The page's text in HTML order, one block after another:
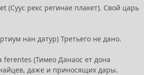
(Суус рекс регинае плакет). Свой царь
нан датур) Третьего не дано.
ferentes (Тимео Данаос ет дона
даже и приносящих дары.